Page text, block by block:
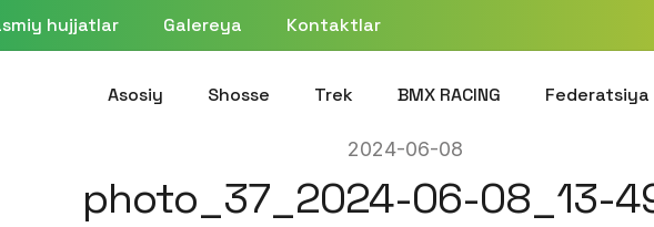
hujjatlar Galereya Kontaktlar
Asosiy Shosse Trek BMX RACING Federatsiya
2024-06-08
photo_37_2024-06-08_13-